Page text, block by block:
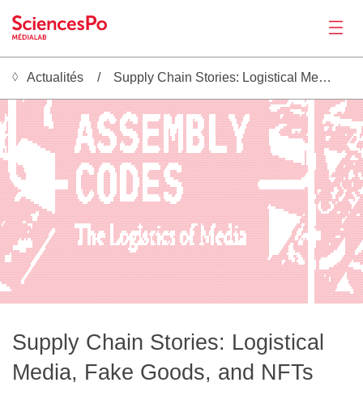
Actualités
Productions
Activités
Outils
Séminaire
L'équipe
Actualités Supply Chain Stories: Logistical Media, Fake Goods, and NFTs
░░░░░     ░░░░ ░░░░░░░░░░░░░░   ░░░░░░░░░░░░░░░░░░░░░░░░░░░░░░░░░░░░░░░░░░░░░░░░░░░░░░░░░░░░░░░░░░░░░░░░░░░░░░░░░░░░░░░░░░░░░░░░░░░░░░░░░░░░░░░░░░░░░░░░░░░░░░░░░░░░░░  ░░░░░░░░░░          ░     ░░░░░░░░░░░░░░░░░░░
░░░░░     ░░░░░░░░░░░░░░░░░░░   ░░░░░░░░░░░░░░░░░░░░░░░░░░░░░░░░░░░░░░░░░░░░░░░░░░░░░░░░░░░░░░░░░░░░░░░░░░░░░░░░░░░░░░░░░░░░░░░░░░░░░░░░░░░░░░░░░░░░░░░░░░░░░░░░░░░░░░░░░░░░░░░░░   ░             ░░░░░░░░░░░░░░░░
░░░░░     ░░░░░░░░░░░░░░░░░░    ░░░░░░░░░░░░░░░░░░░░░░░░░░░░░░░░░░░░░░░░░░░░░░░░░░░░░░░░░░░░░░░░░░░░░░░░░░░░░░░░░░░░░░░░░░░░░░░░░░░░░░░░░░░░░░░░░░░░░░░░░░░░░░░░░░░░░░░            ░░░░░░░   ░    ░░░░░░░░░░░░░
░░░░░     ░░░░░░░░░░░░░░░░░    ░░░░░░░░░░░░░░░░░░░░░░░░░░░░░░░░░░░░░░░░░░░░░░░░░░░░░░░░░░░░░░░░░░░░░░░░░░░░░░░░░░░░░░░░░░░░░░░░░░░░░░░░░░░░░░░░░░░░░░░░░░░░░░░░░░░░░░░       ░░░░░░░░░░░░░░░░░    ░░░░░░░░░░
░░░░░     ░░░░░░░░░░░░░░░░░    ░░░░░░░░░░░░░░░░░░░░░░░░░░░░░░░░░░░░░░░░░░░░░░░░░░░░░░░░░░░░░░░░░░░░░░░░░░░░░░░░░░░░░░░░░░░░░░░░░░░░░░░░░░░░░░░░░░░░░░░░░░░░░░░░░░░░░░░░    ░░░░░░░░       ░░░░    ░░░░░░░░░
░░░░░     ░░░░░░░░░░░░░░░░░    ░░░░░░░░░░░░░░░░░░░░░░░░░░░░░░░░░    ░░░░░░░░░░   ░░░░░░░░░░░░░░░░░░░░░░░░░░░░░░░░░░░░░░░░░░░░░░░░░░░░░░░░░░░░░░░░░░░░░░░░░░░░░░░░░░░░░░░░░░░░░░░░░░░░       ░     ░░░░░░░░░░    ░░░
░░░ ░     ░░░░░░░░░░░░░░░░░     ░░░░░░░░░░░░░░░░░░     ░░░░░░░        ░░░░░░        ░░░░           ░░    ░░░░    ░░         ░░░░░    ░░░░░░░░    ░░░░░░   ░░░░░░░░░░░░░░░░░░░  ░░░░░░░░░░ ░░░     ░░░░░░
░░░       ░░░░░░░░░░░░░░░░░     ░░░░░░░░░░░░░░░░░░     ░░░░░░          ░░░░          ░░░           ░░     ░░     ░░          ░░░░    ░░░░░░░░    ░░░░░    ░░░░░░░░░░░░░░░░░░░ ░░░░░░░░░░░░░░░░    ░░░░░░
░░░       ░░░░░░░░░░░░░░░░░     ░░░░░░░░░░░░░░░░░░     ░░░░░░     ░     ░░     ░     ░░░          ░░░     ░░     ░░    ░      ░░░    ░░░░░░░░░    ░░░░    ░░░░░░░░░░░░░░░░░░░░░░░░░░░░░░░░░░░░    ░░░░░
░  ░     ░░░░░░░░░░░░░░░░░      ░░░░░░░░░░░░░░░░       ░░░░    ░░░░   ░░░    ░░░░   ░░░   ░░░░░░░░░░     ░░     ░░    ░░░    ░░░    ░░░░░░░░░░   ░░░    ░░░░░░░░░░░░░░░░░░░░░░░░░░░░░░░░░░░░░    ░░░░░  ░░░
░     ░░░░░░░░░░░░░░░░░      ░░░░░░░░░░░░░░░░       ░░░░    ░░░░░░░░░░   ░░░░░░░░░░░   ░░░░░░░░░░            ░░    ░░░    ░░░    ░░░░░░░░░░    ░░   ░░░░░░░░░░░░░░░░░░░░     ░░░░░░░░░░░░░    ░░░░░░░░░░░░   ░
░     ░░░░░░░░░░░░░░░░░░░░   ░░░░░░░░░░░░░░░░   ░   ░░░░     ░░░░░░░░░    ░░░░░░░░░░   ░░░░░░░░░░            ░░    ░░░    ░░░    ░░░░░░░░░░░   ░    ░░░░░░░░░░░░░░░░░░     ░░░░░░░░░░░░░░░    ░░░░░░   ░░  ░░░░░░░░░
░     ░░░░░░░░░░░░░░░░░░░░░░░░░░░░░░░░░░░░░░    ░    ░░░░       ░░░░░░        ░░░░░░          ░░░   ░    ░   ░░          ░░░░    ░░░░░░░░░░░       ░░░░░░░░░░░░░░░       ░░░░░░░      ░░░░    ░░░░░░  ░░░
░░     ░░░░░░░░░░░░░░░░░░░░░░░░░░░░░░░░░░░░░░   ░░    ░░░░         ░░░░░         ░░░░          ░░░   ░    ░   ░░         ░░░░░    ░░░░░░░░░░░░      ░░░░░░░░░░░░░░░      ░░░░░░░░  ░░ ░░░░░
░░░░░░░░░░░░░░░░░░░░░░░░░░░░░░░░░░░░░░   ░░░   ░░░░░░        ░░░░░         ░░░          ░░░   ░   ░░   ░░          ░░░░    ░░░░░░░░░░░░     ░░░░░░░░░░░░░░░░       ░░░░░░░░░░░░░░░░     ░░░░░░░░░░░░░░░░░░░ ░░░░
░     ░░░░░░░░░░░░░░░░░░░░░░░░░░░░░░░░░░░░░░         ░░░░░░░░░░     ░░░░░░░░     ░░░    ░░░░░░░░░   ░░  ░░   ░░    ░░░    ░░░    ░░░░░░░░░░░░░    ░░░░░░░░░░░░░░░░            ░░░░░░░░░░░░    ░░░░░░░   ░░░░░░░░░░░░░ ░░
░░     ░░░    ░░░░░░░░░░░░░░░░░░░░░░░░░░░░░░           ░░░░░░░░░░    ░░░░░░░░░░    ░░   ░░░░░░░░░░   ░░  ░░   ░░    ░░░░   ░░░    ░░░░░░░░░░░░░   ░░░░░░░░░░░░░░░░░                     ░░░    ░░░░░░░  ░░░░░░░░░░░░░ ░░░
░░     ░░        ░░░░░░░░░░░░░░░░░░░░░░░░░░░           ░░░ ░░░░░░    ░░░ ░░░░░░    ░░   ░░░░░░░░░░   ░░░░░░   ░░    ░░░░   ░░░    ░░░░░░░░░░░░░   ░░░░░░░░░░░░░░░░░                      ░░    ░░░░░░░░░░░░░░░░░░░░░ ░░░
░░     ░            ░░░░░░░░░░░░░░░░░░░░░░░░   ░░░░    ░░    ░░░░    ░░   ░░░░    ░░░   ░░░░░░░░░░   ░░░░░░   ░░    ░░░    ░░░    ░░░░░░░░░░░░░    ░░░░░░░░░░░░░░░░                            ░░░░░░░░░░░░░░░░░░░░
░                    ░░░░░░░░░░░░░░░░░░░░░    ░░░░░    ░           ░░░           ░░░          ░░░   ░░░░░░   ░░           ░░░           ░░░░░░    ░░░░░░░░░░░░░░░░░                           ░░░░░░░░░░░░░░░░░░░░░
░ ░                       ░░░░░░░░░░░░░░░░░░    ░░░░░    ░░         ░░░░          ░░░░           ░░   ░░░░░░   ░░          ░░░░           ░░░░░░    ░░░░░░░░░░░░░░░░░                           ░░░░░░   ░░░░░░░░░░░░░
░ ░                          ░░░░░░░░░░░░░░░   ░░░░░░░   ░░░       ░░░░░░░       ░░░░░          ░░░   ░░░░░░  ░░░         ░░░░░░          ░░░░░░   ░░░░░░░░░░░░░░░░░░                     ░     ░░░░░░        ░░░  ░░░░░░░░
░░░░░░░░░░░░░░░░░░░░░░░░░░░░░░░░░░░░░░░░░░░░░░░░░░░░░░░░░░░░░░░░░░░░░░░░░░░░░░░░░░░░░░░░░░░░░░░░░░░░░░░░░░░░░░░░░░░░░░░░░░░░░░░░░░░░░░                    ░      ░░░░░              ░░░░░░░░░
░░░░░░░░░░░░░░░░░░░░░░░░░░░░░░░░░░░░░░░░░░░░░░░░░░░░░░░░░░░░░░░░░░░░░░░░░░░░░░░░░░░░░░░░░░░░░░░░░░░░░░░░░░░░░░░░░░░░░░░░░░░░░░░░░░░░░░░░░░                ░      ░░░░░░            ░░░░  ░░░░
░░                                ░░░░░░░░░░░░░░░░░░░░░░░░░░░░░░░░░░░░░░░░░░░░░░░░░░░░░░░░░░░░░░░░░░░░░░░░░░░░░░░░░░░░░░░░░░░░░░░░░░░░░░░░░░░░░░░░░░░░░░░░░░░░░░░░░░░░░░░░░░░░░░            ░      ░░░░░░          ░░░░░
░░░░░                             ░░░░░░░░░░░░░░░░░░░░░░░░░░░░░░░░░░░░░░░░░░░░░░░░░░░░░░░░░░░░░░░░░░░░░░░░░░░░░░░░░░░░░░░░░░░░░░░░░░░░░░░░░░░░░░░░░░░░░░░░░░░░░░░░░░░░░░░░░░░░░░░░░░░       ░      ░░░░░░
░░░░░     ░                       ░░░░░░░░░░░░░░░░     ░░░░░░░░     ░░░░░░░      ░░░░░░░          ░░░░░░      ░░░░░░░░░░░░░░░░░░░░░░░░░░░░░░░░░░░░░░░░░░░░░░░░░░░░░░░░░░░░░░░░░░░░░░░░░░░░  ░      ░░░░░░░       ░░░░░░░░░
░░░░░     ░░░░                    ░░░░░░░░░░░░░░░        ░░░░░        ░░░░         ░░░░░           ░░░░         ░░░░░░░░░░░░░░░░░░░░░░░░░░░░░░░░░░░░░░░░░░░░░░░░░░░░░░░░░░░░░░░░░░░░░░░░░░░░░░     ░░░░░░░      ░░░░
░░░░░     ░░░░░                   ░░░░░░░░░░░░░░          ░░░          ░░░          ░░░░           ░░░          ░░░░░░░░░░░░░░░░░░░░░░░░░░░░░░░░░░░░░░░░░░░░░░░░░░░░░░░░░░░░░░░░░░░░░░░░░░░░░░     ░░░░░░░
░░░░░     ░░░░░                   ░░░░░░░░░░░░░    ░░░    ░░░    ░░    ░░░    ░░     ░░░    ░░░░░░░░░    ░░░░   ░░░░░░░░░░░░░░░░░░░░░░░░░░░░░░░░░░░░░░░░░░░░░░░░░░░░░░░░░░░░░░░░░░░░░░░░░░░░░░    ░░░░░░░░░    ░░░░░░░░░
░░░░░░    ░░░░░░                  ░░░░░░░░░░░░░    ░░░░   ░░    ░░░░    ░░    ░░░    ░░░   ░░░░░░░░░░    ░░░░░░░░░░░░░░░░░░░░░░░░░░░░░░░░░░░░░░░░░░░░░░░░░░░░░░░░░░░░░░░░░░░░░░░░░░░░░░░░░░░░     ░░░░░░░░░  ░░░░░░░░░░   ░░░
░░░░░░     ░░░░░                  ░░░░░░░░░░░░░   ░░░░░░░░░░    ░░░░    ░░    ░░░░   ░░░   ░░░░░░░░░░    ░░░░░░░░░░░░░░░░░░░░░░░░░░░░░░░░░░░░░░░░░░░░░░░░░░░░░░░░░░░░░░░░░░░░░░░░░░░░░░░░░░░      ░░░░░░░░░ ░░░░░░░░░░░    ░░
░░░░░░       ░░░                  ░░░░░░░░░░░░░   ░░░░░░░░░░    ░░░░    ░░    ░░░░    ░░    ░░░░░░░░░░     ░░░░░░░░░░░░░░░░░░░░░░░░░░░░░░░░░░░░░░░░░░░░░░░░░░░░░░░░░░░░░░░░░░░░░░░░░░░░░░░        ░░░░░░░░░    ░░░░░ ░░  ░░░░░
░░░░░░░                                   ░░░░░   ░░░░░░░░░░    ░░░░    ░░    ░░░░    ░░          ░░░░        ░░░░░░░░░░░░░░░░░░░░░░░░░░░░░░░░░░░░░░░░░░░░░░░░░░                                  ░░░░░░░░░░
░░░░░░░░                                  ░░░░░   ░░░░░░░░░░    ░░░░    ░░    ░░░░    ░░          ░░░░░         ░░░░░░░░░░░░░░░░░░░░░░░░░░░░░░░░░░░░░░░░░░░░░░░                                   ░░░░░░░░░░░░░░░░ ░░░░░░
░░░░░░░░░                                 ░░░░░   ░░░░░░░░░░    ░░░░    ░░    ░░░░    ░░          ░░░░░░░       ░░░░░░░░░░░░░░░░░░░░░░░░░░░░░░░░░░░░░░░░░░░░░░░                                   ░░░░░░░░░░░░░░░░ ░░░░░░
░░░░░░░░░░░                               ░░░░░   ░░░░░░░░░░    ░░░░    ░░    ░░░░   ░░░   ░░░░░░░░░░░░░░░░░░    ░░░░░░░░░░░░░░░░░░░░░░░░░░░░░░░░░░░░░░░░░░░░░░░                            ░░    ░░░░░░░░░░░░  ░░░ ░░░░░░░░░░░
░░░░░░░░░░░░░                     ░░░░░░░░░░░░░    ░░░░░ ░░░    ░░░░    ░░    ░░░░   ░░░   ░░░░░░░░░░░░░░░░░░    ░░░░░░░░░░░░░░░░░░░░░░░░░░░░░░░░░░░░░░░░░░░░░░░░░░░░░░░░░░░░░░░░░░░░░░░░░░░░░    ░░  ░░░░░░░░   ░░░  ░░░░░░░
░░░░░░░░░░░                       ░░░░░░░░░░░░░    ░░░░   ░░    ░░░░    ░░    ░░░    ░░░   ░░░░░░░░░░   ░░░░░    ░░░░░░░░░░░░░░░░░░░░░░░░░░░░░░░░░░░░░░░░░░░░░░░░░░░░░░░░░░░░░░░░░░░░░░░░░░░░░    ░░ ░░░░░░░    ░░░░ ░░░░  ░░░
░░░░░░░░░░                        ░░░░░░░░░░░░░░    ░░    ░░░    ░░    ░░░           ░░░          ░░░     ░░    ░░░░░░░░░░░░░░░░░░░░░░░░░░░░░░░░░░░░░░░░░░░░░░░░░░░░░░░░░░░░░░░░░░░░░░░░░░░░░░     ░░░░░░░░░░  ░░░░  ░░░░░
░░░░░░░░░    ░░░                  ░░░░░░░░░░░░░░         ░░░░         ░░░░          ░░░░           ░░           ░░░░░░░░░░░░░░░░░░░░░░░░░░░░░░░░░░░░░░░░░░░░░░░░░░░░░░░░░░░░░░░░░░░░░░░░░░░░░░     ░░░░░░░░░░  ░░   ░░░░░░░
░░░░░░░░░   ░░░░░░░               ░░░░░░░░░░░░░░░       ░░░░░░        ░░░░         ░░░░░           ░░░         ░░░░░░░░░░░░░░░░░░░░░░░░░░░░░░░░░░░░░░░░░░░░░░░░░░░░░░░░░░░░░░░░░░░░░░░░░░░░░░░    ░░░░░░░░░░░░░░░  ░░░░   ░
░░░░░░░░░░░░░░░░░░░░░             ░░░░░░░░░░░░░░░░░   ░░░░░░░░░░    ░░░░░░░░░░░░░░░░░░░░░░░░░░░░░░░░░░░░░    ░░░░░░░░░░░░░░░░░░░░░░░░░░░░░░░░░░░░░░░░░░░░░░░░░░░░░░░░░░░░░░░░░░░░░░░░░░░░░░░░░    ░░░ ░░░░░  ░░ ░░░░░░░░
░░░░░░░░░░░░░░░░░░░░░░░░          ░░░░░░░░░░░░░░░░░░░░░░░░░░░░░░░░░░░░░░░░░░░░░░░░░░░░░░░░░░░░░░░░░░░░░░░░░░░░░░░░░░░░░░░░░░░░░░░░░░░░░░░░░░░░░░░░░░░░░░░░░░░░░░░░░░░░ ░░░░░░░░░░░░░░░░░░░░░░░     ░  ░░░░░░  ░░░░░░░░░░░
░░░░░░░░░░░░░░░░░░░░░░░░░░        ░░░░░░░░░░░░░░░░░░░░░░░░░░░░░░░░░░░░░░░░░░░░░░░░░░░░░░░░░░░░░░░░░░░░░░░░░░░░░░░░░░░░░░░░░░░░░░░░░░░░░░░░░░░░░░░░░░░░░░░░░░░░░░░░░░░     ░░░░░░░░░░░░░░░░░░░░     ░  ░░░░░░  ░░░░░░░░░░░
░░░░░░░░░░░░░░░░░░░░░░░░░░░░░     ░░░░░░░░░░░░░░░░░░░░░░░░░░░░░░░░░░░░░░░░░░░░░░░░░░░░░░░░░░░░░░░░░░░░░░░░░░░░░░░░░░░░░░░░░░░░░░░░░░░░░░░░░░░░░░░░░░░░░░░░░░░░░░░░░░░░         ░░░░░░░░░░░░░░░     ░░  ░░░
░░░░░░░░░░░░░░░░░░░░░░  ░░░░░░░░  ░░░░░░░░░░░░░░░░░░░░░░░░░░░░░░░░░░░░░░░░░░░░░░░░░░░░░░░░░░░░░░░░░░░░░░░░░░░░░░░░░░░░░░░░░░░░░░░░░░░░░░░░░░░░░░░░░░░░░░░░░░░░░░░░░░░░            ░░░░░░░░░░░░     ░░░     ░░░░░  ░░░░░
░░░░░░░░░░░░░░░░░░░     ░░░░░░░░░░░░░░░░░░░░░░░░░░░░░░░░░░░░░░░░░░░░░░░░░░░░░░░░░░░░░░░░░░░░░░░░░░░░░░░░░░░░░░░░░░░░░░░░░░░░░░░░░░░░░░░░░░░░░░░░░░░░░░░░░░░░░░░░░░░░░░                 ░░░░ ░░     ░░░░░░░░░░░░░░░░░░░░░░░░░
░░░░░░░░░░░░░░░░░░░░   ░░░░░░░░░░░░░░░░░░░░░░░░░░░░░░░░░░░░░░░░░░░░░░░░░░░░░░░░░░░░░░░░░░░░░░░░░░░░░░░░░░░░░░░░░░░░░░░░░░░░░░░░░░░░░░░░░░░░░░░░░░░░░░░░░░░░░░░░░░░░░░░                    ░░░░     ░░░░░░░░░░░░░░░░░░
░░░░░░░░░░░░░░░░░░░░   ░░░░░░░░░░░░░░░░░░░░░░░░░░░░░░░░░░░░░░░░░░░░░░░░░░░░░░░░░░░░░░░░░░░░░░░░░░░░░░░░░░░░░░░░░░░░░░░░░░░░░░░░░░░░░░░░░░░░░░░░░░░░░░░░░░░░░░░░░░░░░░░                   ░░░░░     ░░░░░░░░░░░░░░░░
░░ ░░░░░░░░░░░  ░░░░░░░░░░░░░░░░░░░░░░░░░░░░░░░░░░░░░░░░░░░░░░░░░░░░░░░░░░░░░░░░░░░░░░░░░░░░░░░░░░░░░░░░░░░░░░░░░░░░░░░░░░░░░░░░░░░░░░░░░░░░░░░░░░░░░░░░░░░░░░░░░░░░░░                   ░░░░░     ░░░░░░░░░░░░░░░░
░ ░░░░░░░░░░░░░░░   ░░░░░░░░░░░░░░░░░░░░░░░░░░          ░░░░░░░░░░░░  ░░░░░░░░░░░░░░░░ ░░░░░░░░░░░░░░░░░░░░░░░░░░░░░░░    ░░ ░░░░░░  ░░░░░░░░  ░░░░░░░░░░░░░░░░░░░░░░░                 ░░░  ░░
░░░░░░░░░░░░░░░░░░░ ░░░░░░░░░░░░░░░░░░░░░░░░░░          ░░░░░░░░░░░░  ░░░░░░░░░░░░░░░   ░░░░░░░░░  ░░░░░░░░░░░░░░░░░░░  ░░░░  ░░░░   ░░░░░░░░  ░░  ░░░░░░░░░░░░░░░░░░░                ░░░░ ░░░
░░░░░░░░░░░░░░░░░░░░░░░░░░░░░░░░  ░░░░░░░░░░░░░░░  ░░░  ░░░░░░░░░░░░  ░░░░░░░░░░░░░░░░ ░░░░░░░░░░░░░░░░░░░░░░░░░░░░░░  ░░░░░  ░░░░  ░░░░░░░░░░ ░░░░░░░░░░░░░░░░░░░░░░░               ░░░   ░░░     ░░░░░░░░░░░░░░░
░░░░░░░░░░░░░░░░░ ░░░░░░░░░░░░░   ░░░░░░░░░░░░░░░  ░░░    ░░░   ░░░░  ░░░░░   ░░░      ░░  ░░   ░ ░░░   ░   ░░░░   ░░   ░░░░   ░░   ░░░  ░░░   ░░ ░░   ░░░░░░░░░░░░░░░              ░░░   ░░░░
░░░░░░░░░░░░░░░░░░░░░░░░░░░░░░   ░░░░░░░░░░░░░░░░  ░░░     ░     ░░░  ░░░░     ░       ░   ░   ░   ░        ░░░     ░   ░░░░   ░░   ░░    ░    ░   ░    ░░░░░░░░░░░░░░              ░░░   ░
░░░░░░░░░░░░░░░░░░░░░░░░░░░░░░  ░░░░░░░░░░░░░░░░░  ░░░  ░  ░     ░░░  ░░░░  ░░    ░ ░░ ░   ░░ ░░░    ░░░░  ░░░░  ░░    ░░░░░ ░   ░  ░       ░░ ░░  ░░░  ░░░░░░░░░░░░░░             ░░░  ░░            ░░░░░░░░░
░░░░░░░░░░░░ ░░ ░  ░░░░░░░░░░  ░░░░░░░░░░░░░░░░░░  ░░░  ░     ░░░░░░  ░░░   ░░      ░░  ░   ░ ░░░    ░░░░░  ░░░  ░░    ░░░░░ ░░  ░  ░  ░░░  ░░ ░░  ░    ░░░░░░░░░░░░░░            ░░░░  ░ ░ ░         ░░░░░░░░░░░░░░
░░░░░░░░░░░         ░░░░░░░░  ░░░░░░░░░░░░░░░░░░   ░░░  ░  ░   ░░░░░  ░░    ░  ░   ░░    ░  ░  ░░  ░   ░ ░  ░░░  ░  ░  ░░░░░ ░░  ░  ░   ░░      ░       ░░░░░░░░░░░░░░           ░░░░░░░   ░░░     ░░░░░░░░░░░░░░░░  ░░░░░░░░░░
░░░░░░░░░░░         ░░░░░░░  ░░░░░░░░░░░░░░░░░░░   ░░░  ░  ░░   ░░░░      ░   ░░           ░░   ░  ░    ░   ░░░░   ░░   ░░░   ░░░░  ░░   ░░             ░░░░░░░░░░░░░░          ░░░  ░░░   ░░░     ░░░░░░░░ ░░░░░░   ░░░░░░░░░
░░░░░░░░            ░░░░░░  ░░░░░░░░░░░░░░░░░░░░░░░░░░░░░░░░░░░░░░░░░░░░░░░░░░░░ ░░  ░░░░░░░░░░░░░░░░░░░░░░░░░░░░░░░░░░░░░░░░░░░░░░░░░░░░░░░░░░░░░░░░░░░░░░░░░░░░░░░░░         ░░░   ░░░░░░░░░     ░░░░░░░░░░░░░░    ░░░░░░░░
░░░░░░░░        ░░░░░░░░░   ░░░░░░░░░░░░░░░░░░░░░░░░░░░░░░░░░░░░░░░░░░░░░░░░░░░      ░░░░░░░░░░░░░░░░░░░░░░░░░░░░░░░░░░░░░░░░░░░░░░░░░░░░░░░░░░░░░░░░░░░░░░░░░░░░░░░░░        ░░░░   ░░░░░░░░░    ░░░░░░░░░░░░░░     ░░░░░░░
░░░░░░░░░░░░    ░░░░░░░░   ░░░░░░░░░░░░░░░░░░░░░░░░░░░░░░░░░░░░░░░░░░░░░░░░░░░░░    ░░░░░░░░░░░░░░░░░░░░░░░░░░░░░░░░░░░░░░░░░░░░░░░░░░░░░░░░░░░░░░░░░░░░░░░░░░░░░░░░░░       ░░░░░    ░░░░░░░░    ░░░░░░░░░░░░       ░░░░░░
░░░░░░ ░░░░░░░░░░░░░░░░   ░░░░░░░░░░░░░░░░░░░░░░░░░░░░░░░░░░░░░░░░░░░░░░░░░░░░░░░░░░░░░░░░░░░░░░░░░░░░░░░░░░░░░░░░░░░░░░░░░░░░░░░░░░░░░░░░░░░░░░░░░░░░░░░░░░░░░░░░░░░░      ░░░░░        ░░░░░    ░░░░░░░░░░         ░░░░░░
░░░    ░░░░░░░░░░░░░░░   ░░░░░░░░░░░░░░░░░░░░░░░░░░░░░░░░░░░░░░░░░░░░░░░░░░░░░░░░░░░░░░░░░░░░░░░░░░░░░░░░░░░░░░░░░░░░░░░░░░░░░░░░░░░░░░░░░░░░░░░░░░░░░░░░░░░░░░░░░░░░░  ░░░░░░░░░░   ░░   ░░░░    ░░░░░░░░
░░░    ░░░░░░░░░░░░░░   ░░░░░░░░░░░░░░░░░░░░░░░░░░░░░░░░░░░░░░░░░░░░░░░░░░░░░░░░░░░░░░░░░░░░░░░░░░░░░░░░░░░░░░░░░░░░░░░░░░░░░░░░░░░░░░░░░░░░░░░░░░░░░░░░░░░░░░░░░░░░░  ░░░░░░░░░░░    ░░   ░░░    ░░░░
░░░    ░░░░░░░░░░░░░   ░░░░░░░░░░░░░░░░░░░░░░░░░░░░░░░░░░░░░░░░░░░░░░░░░░░░░░░░░░░░░░░░░░░░░░░░░░░░░░░░░░░░░░░░░░░░░░░░░░░░░░░░░░░░░░░░░░░░░░░░░░░░░░░░░░░░░░░░░░░░░░░░░░░░░░░  ░░░░  ░     ░░     ░░             ░░░░░░░
░░░░░░░░░░░░░░░░░░░   ░░░░░░░░░░░░░░░░░░░░░░░░░░░░░░░░░░░░░░░░░░░░░░░░░░░░░░░░░░░░░░░░░░░░░░░░░░░░░░░░░░░░░░░░░░░░░░░░░░░░░░░░░░░░░░░░░░░░░░░░░░░░░░░░░░░░░░░░░░░░░░░░░░░░░░░░ ░░░░░░░░░    ░░     ░░           ░░░░░░░░
░░░░░░░░░░░░░░░░░░░  ░░░░░░░░░░░░░░░░░░░░░░░░░░░░░░░░░░░░░░░░░░░░░░░░░░░░░░░░░░░░░░░░░░░░░░░░░░░░░░░░░░░░░░░░░░░░░░░░░░░░░░░░░░░░░░░░░░░░░░░░░░░░░░░░░░░░░░░░░░░░░░░░░░░░░░░░░░░░░░░░░░░░░░░░░     ░░         ░░░░░░░░░
░░░░░░░░░░░░░░░░░░  ░░░░░░░░░░░░░░░░░░░░░░░░░░░░░░░░░░░░░░░░░░░░░░░░░░░░░░░░░░░░░░░░░░░░░░░░░░░░░░░░░░░░░░░░░░░░░░░░░░░░░░░░░░░░░░░░░░░░░░░░░░░░░░░░░░░░░░░░░░░░░░░░░░░░░░░░░░░░░░░░░░░░░░░░░░     ░░      ░░░░░░░░░░░░░░░
░░░░░░░░░░░░░░░░░  ░░░░░░░░░░░░░░░░░░░░░░░░░░░░░░░░░░░░░░░░░░░░░░░░░░░░░░░░░░░░░░░░░░░░░░░░░░░░░░░░░░░░░░░░░░░░░░░░░░░░░░░░░░░░░░░░░░░░░░░░░░░░░░░░░░░░░░░░░░░░░░░░░░░░░░░░░░░░░░░░░░░░░░░░░░░    ░░░░░░░░░░░░░░░░░░░░░░░░░░░░░
░░░░░░░░░░░░░░░░  ░░░░░░░░░░░░░░░░░░░░░░░░░░░░░░░░░░░░░░░░░░░░░░░░░░░░░░░░░░░░░░░░░░░░░░░░░░░░░░░░░░░░░░░░░░░░░░░░░░░░░░░░░░░░░░░░░░░░░░░░░░░░░░░░░░░░░░░░░░░░░░░░░░░░░░░░░░░░░░░░░░░░░░░░░░░░    ░░░░░░░░░░░░░░░░░░░
░░░░░░░░░░░░░░░  ░░░░░░░░░░░░░░░░░░░░░░░░░░░░░░░░░░░░░░░░░░░░░░░░░░░░░░░░░░░░░░░░░░░░░░░░░░░░░░░░░░░░░░░░░░░░░░░░░░░░░░░░░░░░░░░░░░░░░░░░░░░░░░░░░░░░░░░░░░░░░░░░░░░░░░░░░░░░░░░░░░░░░░░░░░░░░    ░░░░░░ ░░░░░░░░░░░
░░░░░░░░░░░░░░  ░░░░░░░░░░░░░░░░░░░░░░░░░░░░░░░░░░░░░░░░░░░░░░░░░░░░░░░░░░░░░░░░░░░░░░░░░░░░░░░░░░░░░░░░░░░░░░░░░░░░░░░░░░░░░░░░░░░░░░░░░░░░░░░░░░░░░░░░░░░░░░░░░░░░░░░░░░░░░░░░░░░░░░░░░░░░░░    ░░░░░░░░░ ░░░░░░░
░░░░░░░░░░░░░  ░░░░░░░░░░░░░░░░░░░░░░░░░░░░░░░░░░░░░░░░░░░░░░░░░░░░░░░░░░░░░░░░░░░░░░░░░░░░░░░░░░░░░░░░░░░░░░░░░░░░░░░░░░░░░░░░░░░░░░░░░░░░░░░░░░░░░░░░░░░░░░░░░░░░░░░░░░░░░░░░░░░░░░░░░░░░░░░    ░░░░░░░░░ ░░░░░░
░░░░░░░░░░░░  ░░░░░░░░░░░░░░░░░░░░░░░░░░░░░░░░░░░░░░░░░░░░░░░░░░░░░░░░░░░░░░░░░░░░░░░░░░░░░░░░░░░░░░░░░░░░░░░░░░░░░░░░░░░░░░░░░░░░░░░░░░░░░░░░░░░░░░░░░░░░░░░░░░░░░░░░░░░░░░░░░░░░░░░░░░░░░░░    ░░░░░░░░░░░░░░░
░░░░░░░░░░░░░░░░░░░░░░░░░░░░░░░░░░░░░░░░░░░░░░░░░░░░░░░░░░░░░░░░░░░░░░░░░░░░░░░░░░░░░░░░░░░░░░░░░░░░░░░░░░░░░░░░░░░░░░░░░░░░░░░░░░░░░░░░░░░░░░░░░░░░░░░░░░░░░░░░░░░░░░░░░░░░░░░░░░░░░░░░░░    ░░░░░░░░░░░░░░
░░░░░░░░░░░░░░░░░░░░░░░░░░░░░░░░░░░░░░░░░░░░░░░░░░░░░░░░░░░░░░░░░░░░░░░░░░░░░░░░░░░░░░░░░░░░░░░░░░░░░░░░░░░░░░░░░░░░░░░░░░░░░░░░░░░░░░░░░░░░░░░░░░░░░░░░░░░░░░░░░░░░░░░░░░░░░░░░░░░░░░░░    ░░░░░░░░░░░░░░
░░░░░░░░░░░░░░░░░░░░░░░░░░░░░░░░░░░░░░░░░░░░░░░░░░░░░░░░░░░░░░░░░░░░░░░░░░░░░░░░░░░░░░░░░░░░░░░░░░░░░░░░░░░░░░░░░░░░░░░░░░░░░░░░░░░░░░░░░░░░░░░░░░░░░░░░░░░░░░░░░░░░░░░░░░░░░░░░░░░░░░░    ░░░░░░░░░░░░░
░░░░░░░░░░░░░░░░░░░░░░░░░░░░░░░░░░░░░░░░░░░░░░░░░░░░░░░░░░░░░░░░░░░░░░░░░░░░░░░░░░░░░░░░░░░░░░░░░░░░░░░░░░░░░░░░░░░░░░░░░░░░░░░░░░░░░░░░░░░░░░░░░░░░░░░░░░░░░░░░░░░░░░░░░░░░░░░░░░░░░░░░░░░░░░    ░░░░░░░░░░░░░░░░░░░░░░
░░░░░░░░░░░░░░░░░░░░░░░░░░░░░░░░░░░░░░░░░░░░░░░░░░░░░░░░░░░░░░░░░░░░░░░░░░░░░░░░░░░░░░░░░░░░░░░░░░░░░░░░░░░░░░░░░░░░░░░░░░░░░░░░░░░░░░░░░░░░░░░░░░░░░░░░░░░░░░░░░░░░░░░░░░░░░░░░░░░░░░░░░░░░░░
░░░░░░░░░░░░░░░░░░░░░░░░░░░░░░░░░░░░░░░░░░░░░░░░░░░░░░░░░░░░░░░░░░░░░░░░░░░░░░░░░░░░░░░░░░░░░░░░░░░░░░░░░░░░░░░░░░░░░░░░░░░░░░░░░░░░░░░░░░░░░░░░░░░░░░░░░░░░░░░░░░░░░░░░░░░░░░░░░░░░░░░░░░░░░░
░░░░░░░░░░░░░░░░░░░░░░░░░░░░░░░░░░░░░░░░░░░░░░░░░░░░░░░░░░░░░░░░░░░░░░░░░░░░░░░░░░░░░░░░░░░░░░░░░░░░░░░░░░░░░░░░░░░░░░░░░░░░░░░░░░░░░░░░░░░░░░░░░░░░░░░░░░░░░░░░░░░░░░░░░░░░░░░░░░░░░░░░░░░░░░
░░░░░░░░░░░░░░░░░░░░░░░░░░░░░░░░░░░░░░░░░░░░░░░░░░░░░░░░░░░░░░░░░░░░░░░░░░░░░░░░░░░░░░░░░░░░░░░░░░░░░░░░░░░░░░░░░░░░░░░░░░░░░░░░░░░░░░░░░░░░░░░░░░░░░░░░░░░░░░░░░░░░░░░░░░░░░░░░░░░░░░░░░░░░░░
Supply Chain Stories: Logistical
Media, Fake Goods, and NFTs